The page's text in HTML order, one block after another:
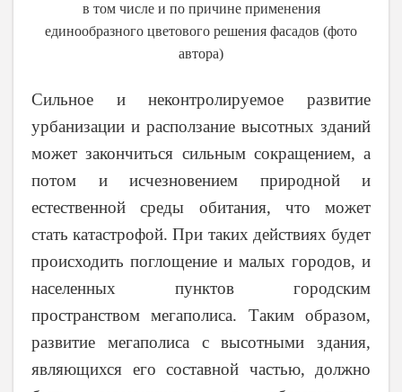
в том числе и по причине применения
единообразного цветового решения фасадов (фото
автора)
Сильное и неконтролируемое развитие
урбанизации и расползание высотных зданий
может закончиться сильным сокращением, а
потом и исчезновением природной и
естественной среды обитания, что может
стать катастрофой. При таких действиях будет
происходить поглощение и малых городов, и
населенных пунктов городским
пространством мегаполиса. Таким образом,
развитие мегаполиса с высотными здания,
являющихся его составной частью, должно